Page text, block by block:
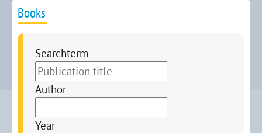
Books
Searchterm
Author
Year